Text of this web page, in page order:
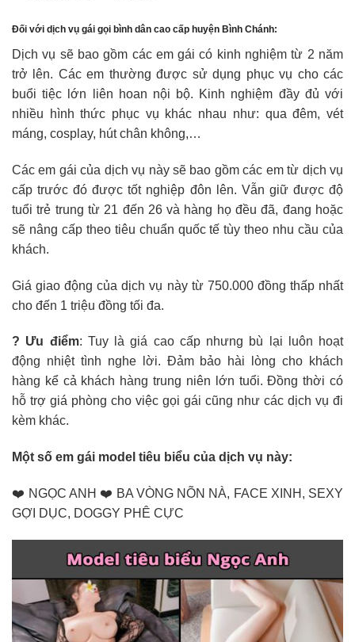
Đối với dịch vụ gái gọi bình dân cao cấp huyện Bình Chánh:
Dịch vụ sẽ bao gồm các em gái có kinh nghiệm từ 2 năm
trở lên. Các em thường được sử dụng phục vụ cho các
buổi tiệc lớn liên hoan nội bộ. Kinh nghiệm đầy đủ với
nhiều hình thức phục vụ khác nhau như: qua đêm, vét
máng, cosplay, hút chân không,…
Các em gái của dịch vụ này sẽ bao gồm các em từ dịch vụ
cấp trước đó được tốt nghiệp đôn lên. Vẫn giữ được độ
tuổi trẻ trung từ 21 đến 26 và hàng họ đều đã, đang hoặc
sẽ nâng cấp theo tiêu chuẩn quốc tế tùy theo nhu cầu của
khách.
Giá giao động của dịch vụ này từ 750.000 đồng thấp nhất
cho đến 1 triệu đồng tối đa.
? Ưu điểm: Tuy là giá cao cấp nhưng bù lại luôn hoạt
động nhiệt tình nghe lời. Đảm bảo hài lòng cho khách
hàng kể cả khách hàng trung niên lớn tuổi. Đồng thời có
hỗ trợ giá phòng cho việc gọi gái cũng như các dịch vụ đi
kèm khác.
Một số em gái model tiêu biểu của dịch vụ này:
❤️ NGỌC ANH ❤️ BA VÒNG NÕN NÀ, FACE XINH, SEXY
GỢI DỤC, DOGGY PHÊ CỰC